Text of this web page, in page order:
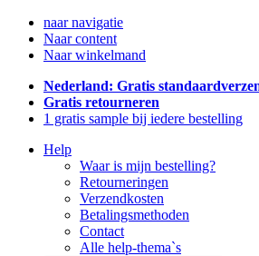
naar navigatie
Naar content
Naar winkelmand
Nederland: Gratis
Gratis retourneren
1 gratis sample bij iedere bestelling
Help
Waar is mijn bestelling?
Retourneringen
Verzendkosten
Betalingsmethoden
Contact
Alle help-thema`s